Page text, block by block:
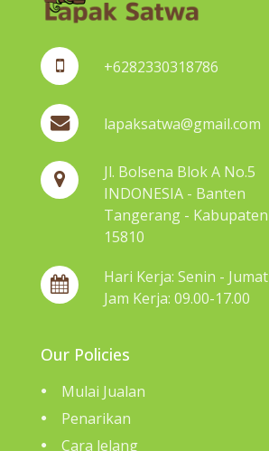
+6282330318786
lapaksatwa@gmail.com
Jl. Bolsena Blok A No.5
INDONESIA - Banten
Tangerang - Kabupaten
15810
Hari Kerja: Senin - Jumat
Jam Kerja: 09.00-17.00
Our Policies
Mulai Jualan
Penarikan
Cara lelang